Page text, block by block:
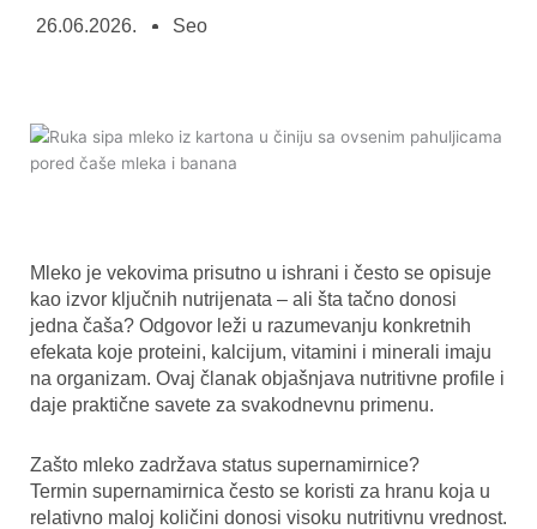
26.06.2026. Seo
Mleko je vekovima prisutno u ishrani i često se opisuje
kao izvor ključnih nutrijenata – ali šta tačno donosi
jedna čaša? Odgovor leži u razumevanju konkretnih
efekata koje proteini, kalcijum, vitamini i minerali imaju
na organizam. Ovaj članak objašnjava nutritivne profile i
daje praktične savete za svakodnevnu primenu.
Zašto mleko zadržava status supernamirnice?
Termin supernamirnica često se koristi za hranu koja u
relativno maloj količini donosi visoku nutritivnu vrednost.